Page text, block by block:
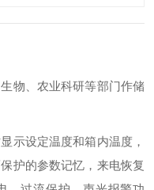
物、农业科研等部门作储
示设定温度和箱内温度，
护的参数记忆，来电恢复